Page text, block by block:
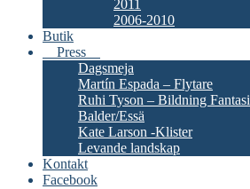
2011
2006-2010
Butik
Press
Dagsmeja
Martín Espada – Flytare
Ruhi Tyson – Bildning
Balder/Essä
Kate Larson -Klister
Levande landskap
Kontakt
Facebook